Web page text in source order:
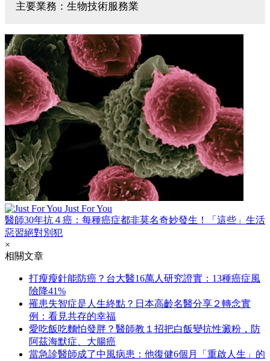
主要業務：生物技術服務業
Just For You
醫師30年抗４癌：每種癌症都非莫名奇妙發生！「這些」生活
惡習絕對別犯
×
相關文章
打瘦瘦針能防癌？台大醫16萬人研究證實：13種癌症風
險降41%
罹患失智症是人生終點？日本高齡名醫分享２轉念實
例：看見共存的幸福
愛吃飯吃麵怕發胖？醫師教１招把白飯變抗性澱粉，防
阿茲海默症、大腸癌
當急診醫師成了中風病患：他復健6個月「重啟人生」的